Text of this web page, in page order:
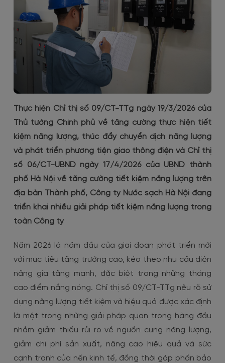
Thay đồng hồ đo nước
Kiểm tra, kiểm định đồng hồ đo nước
Tạm ngưng/Mở lại nguồn cấp nước
Thay đổi thông tin/Ký lại hợp đồng
Đóng góp ý kiến
Thực hiện Chỉ thị số 09/CT-TTg ngày 19/3/2026 của
Thủ tướng Chính phủ về tăng cường thực hiện tiết
kiệm năng lượng, thúc đẩy chuyển dịch năng lượng
và phát triển phương tiện giao thông điện và Chỉ thị
số 06/CT-UBND ngày 17/4/2026 của UBND thành
phố Hà Nội về tăng cường tiết kiệm năng lượng trên
địa bàn Thành phố, Công ty Nước sạch Hà Nội đang
triển khai nhiều giải pháp tiết kiệm năng lượng trong
toàn Công ty
Năm 2026 là năm đầu của giai đoạn phát triển mới
với mục tiêu tăng trưởng cao, kéo theo nhu cầu điện
năng gia tăng mạnh, đặc biệt trong những tháng
cao điểm nắng nóng. Chỉ thị số 09/CT-TTg nêu rõ sử
dụng năng lượng tiết kiệm và hiệu quả được xác định
là một trong những giải pháp quan trọng hàng đầu
nhằm giảm thiểu rủi ro về nguồn cung năng lượng,
giảm chi phí sản xuất, nâng cao hiệu quả và sức
cạnh tranh của nền kinh tế, đồng thời góp phần bảo